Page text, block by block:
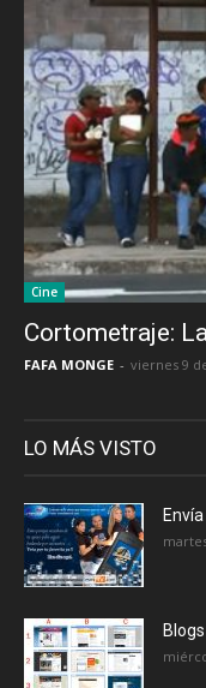
Cine
Cortometraje:
FAFA MONGE - viernes 9
LO MÁS VISTO